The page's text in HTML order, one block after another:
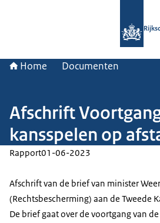
Home Documenten
Afschrift
kansspelen op
Rapport01-06-2023
Afschrift van de brief van minister
(Rechtsbescherming) aan de Tweede
De brief gaat over de voortgang van